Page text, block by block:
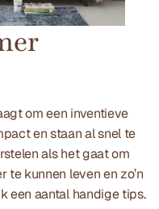
om een inventieve
en staan al snel te
als het gaat om
te kunnen leven en zo’n
een aantal handige tips.